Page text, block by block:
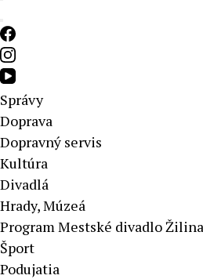
Správy
Doprava
Dopravný servis
Kultúra
Divadlá
Hrady, Múzeá
Program Mestské divadlo Žilina
Šport
Podujatia